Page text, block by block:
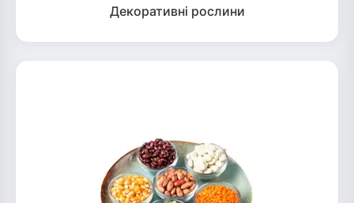
Декоративні рослини